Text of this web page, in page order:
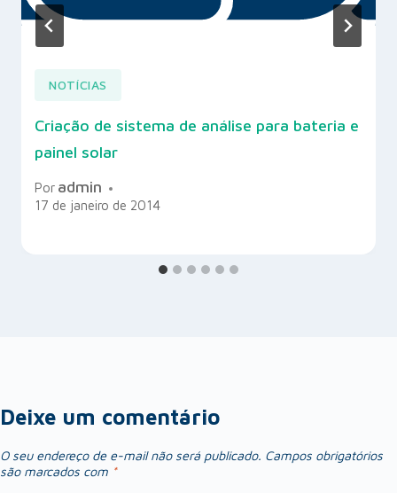
NOTÍCIAS
Criação de sistema de análise para bateria e
painel solar
Por admin
17 de janeiro de 2014
Deixe um comentário
O seu endereço de e-mail não será publicado. Campos obrigatórios
são marcados com *